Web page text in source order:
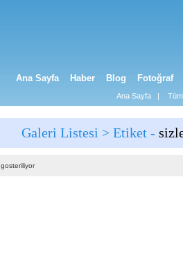
Ana Sayfa Haber Blog Fotoğraf
Ana Sayfa |
Galeri Listesi > Etiket -
gosteriliyor